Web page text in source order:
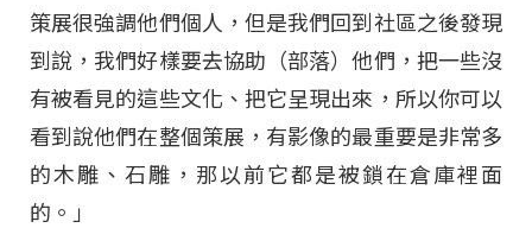
策展很強調他們個人，但是我們回到社區之後發現
到說，我們好樣要去協助（部落）他們，把一些沒
有被看見的這些文化、把它呈現出來，所以你可以
看到說他們在整個策展，有影像的最重要是非常多
的木雕、石雕，那以前它都是被鎖在倉庫裡面
的。」